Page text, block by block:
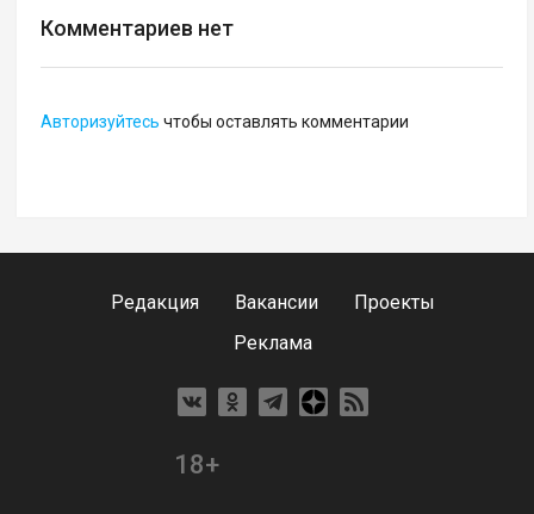
Комментариев нет
Авторизуйтесь чтобы оставлять комментарии
Редакция Вакансии
Проекты
Реклама
18+